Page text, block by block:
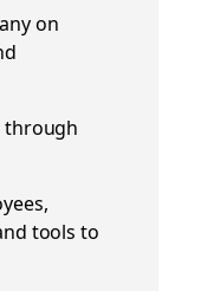
on
through
tools to